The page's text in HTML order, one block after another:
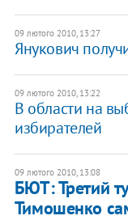
09 лютого 2010, 13:27
Янукович
09 лютого 2010, 13:22
В области на
избирателей
09 лютого 2010, 13:08
БЮТ: Третий
Тимошенко